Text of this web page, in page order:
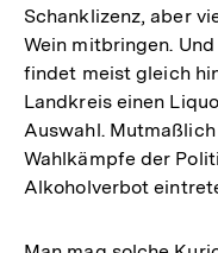
Schanklizenz, aber
Wein mitbringen.
findet meist gleich
Landkreis einen
Auswahl.
Wahlkämpfe der
Alkoholverbot